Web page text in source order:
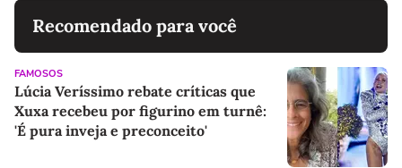
Recomendado para você
FAMOSOS
Lúcia Veríssimo rebate críticas que
Xuxa recebeu por figurino em turnê:
'É pura inveja e preconceito'